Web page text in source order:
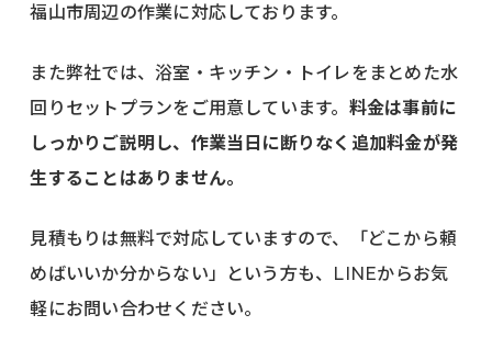
福山市周辺の作業に対応しております。
また弊社では、浴室・キッチン・トイレをまとめた水
回りセットプランをご用意しています。 料金は事前に
しっかりご説明し、作業当日に断りなく追加料金が発
生することはありません。
見積もりは無料で対応していますので、「どこから頼
めばいいか分からない」という方も、LINEからお気
軽にお問い合わせください。